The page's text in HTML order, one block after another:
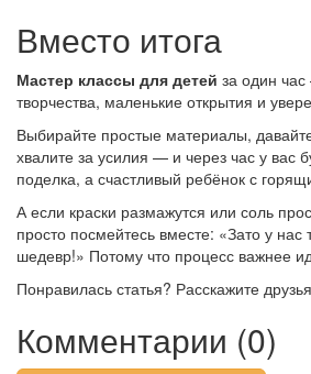
Вместо итога
Мастер классы для детей за один
творчества, маленькие открытия и
Выбирайте простые материалы,
хвалите за усилия — и через час у вас
поделка, а счастливый ребёнок с
А если краски размажутся или соль
просто посмейтесь вместе: «Зато у нас
шедевр!» Потому что процесс важнее
Понравилась статья? Расскажите
Комментарии (0)